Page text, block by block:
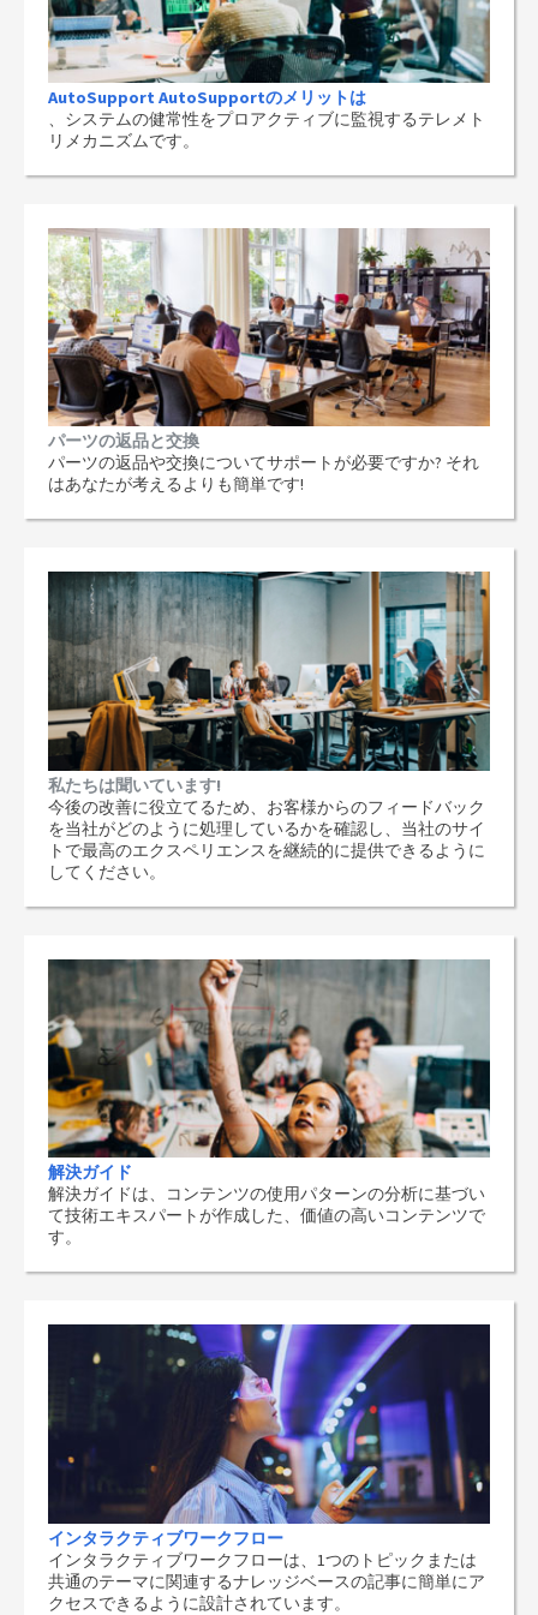
AutoSupport AutoSupportのメリットは
、システムの健常性をプロアクティブに監視するテレメト
リメカニズムです。
パーツの返品と交換
パーツの返品や交換についてサポートが必要ですか? それ
はあなたが考えるよりも簡単です!
私たちは聞いています!
今後の改善に役立てるため、お客様からのフィードバック
を当社がどのように処理しているかを確認し、当社のサイ
トで最高のエクスペリエンスを継続的に提供できるように
してください。
解決ガイド
解決ガイドは、コンテンツの使用パターンの分析に基づい
て技術エキスパートが作成した、価値の高いコンテンツで
す。
インタラクティブワークフロー
インタラクティブワークフローは、1つのトピックまたは
共通のテーマに関連するナレッジベースの記事に簡単にア
クセスできるように設計されています。